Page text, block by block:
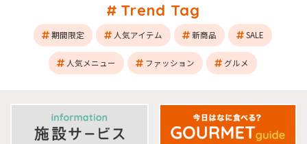
Trend Tag
期間限定 人気アイテム 新商品 SALE
人気メニュー ファッション グルメ